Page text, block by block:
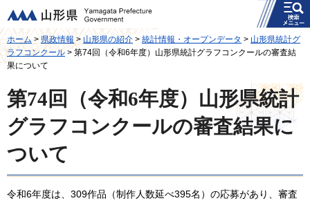
山形県
メニュー
ホーム>県政情報>山形県の紹介 > 統計情報・オープンデータ > 山形県統計グ
ラフコンクール > 第74回（令和6年度）山形県統計グラフコンクールの審査結
果について
第74回（令和6年度）山形県統計
グラフコンクールの審査結果に
ついて
令和6年度は、309作品（制作人数延べ395名）の応募があり、審査